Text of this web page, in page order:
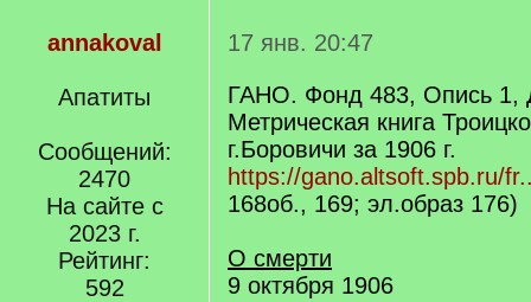
annakoval
Апатиты
Сообщений:
2470
На сайте с
2023 г.
Рейтинг:
592
17 янв. 20:47
ГАНО. Фонд 483, Опись 1,
Метрическая книга
г.Боровичи за 1906 г.
https://gano.altsoft.spb.ru/
168об., 169; эл.образ 176)
О смерти
9 октября 1906